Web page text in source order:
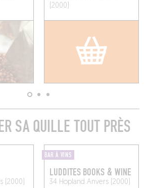
(2000)
SA QUILLE TOUT PRÈS
(2000)
BAR À VINS
LUDDITES BOOKS & WINE
34 Hopland Anvers (2000)